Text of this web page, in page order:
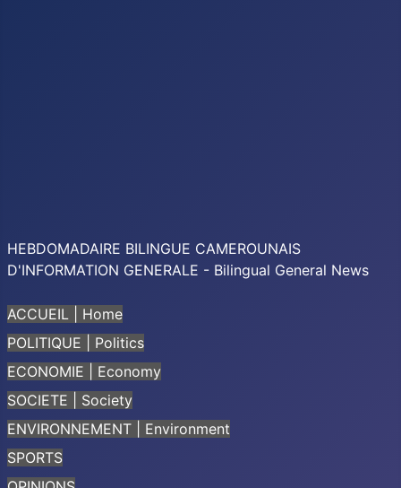
HEBDOMADAIRE BILINGUE CAMEROUNAIS
D'INFORMATION GENERALE - Bilingual General News
ACCUEIL | Home
POLITIQUE | Politics
ECONOMIE | Economy
SOCIETE | Society
ENVIRONNEMENT | Environment
SPORTS